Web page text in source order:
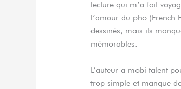
lecture qui m’a fait
l’amour du pho (French
dessinés, mais ils
mémorables.
L’auteur a mobi talent
trop simple et manque